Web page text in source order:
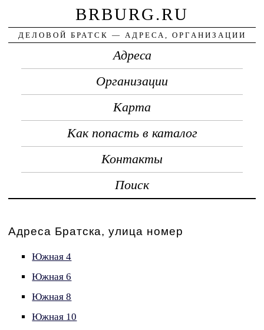
BRBURG.RU
ДЕЛОВОЙ БРАТСК — АДРЕСА, ОРГАНИЗАЦИИ
Адреса
Организации
Карта
Как попасть в каталог
Контакты
Поиск
Адреса Братска, улица номер
Южная 4
Южная 6
Южная 8
Южная 10